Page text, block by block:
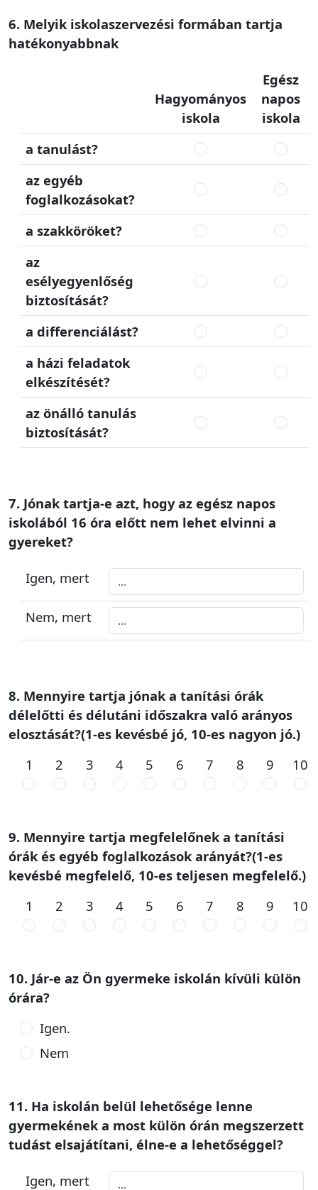
6. Melyik iskolaszervezési formában tartja
hatékonyabbnak
Hagyományos
iskola
Egész
napos
iskola
a tanulást?
az egyéb
foglalkozásokat?
a szakköröket?
az
esélyegyenlőség
biztosítását?
a differenciálást?
a házi feladatok
elkészítését?
az önálló tanulás
biztosítását?
7. Jónak tartja-e azt, hogy az egész napos
iskolából 16 óra előtt nem lehet elvinni a
gyereket?
Igen, mert
Nem, mert
8. Mennyire tartja jónak a tanítási órák
délelőtti és délutáni időszakra való arányos
elosztását?(1-es kevésbé jó, 10-es nagyon jó.)
1
2 3 4 5 6 7 8 9 10
9. Mennyire tartja megfelelőnek a tanítási
órák és egyéb foglalkozások arányát?(1-es
kevésbé megfelelő, 10-es teljesen megfelelő.)
1
2 3 4 5 6 7 8 9 10
10. Jár-e az Ön gyermeke iskolán kívüli külön
órára?
Igen.
Nem
11. Ha iskolán belül lehetősége lenne
gyermekének a most külön órán megszerzett
tudást elsajátítani, élne-e a lehetőséggel?
Igen, mert